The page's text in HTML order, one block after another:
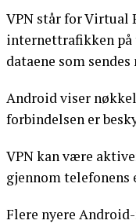
VPN står for Virtual
internettrafikken på
dataene som
Android viser
forbindelsen er
VPN kan være
gjennom
Flere nyere